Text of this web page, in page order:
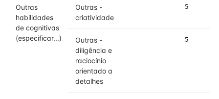
Outras
habilidades
de cognitivas
(especificar...)
Outras -
criatividade
5
Outras -
diligência e
raciocínio
orientado a
detalhes
5